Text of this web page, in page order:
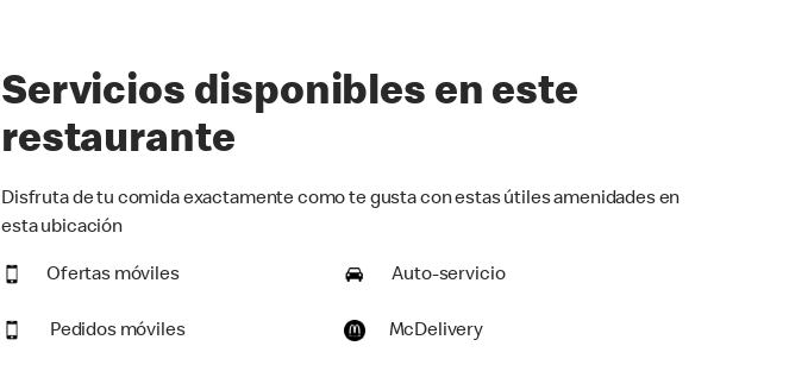
Servicios disponibles en este
restaurante
Disfruta de tu comida exactamente como te gusta con estas útiles amenidades en
esta ubicación
Ofertas móviles Auto-servicio
Pedidos móviles McDelivery